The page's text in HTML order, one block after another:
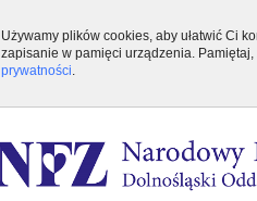
Używamy plików cookies, aby ułatwić Ci
zapisanie w pamięci urządzenia.
prywatności.